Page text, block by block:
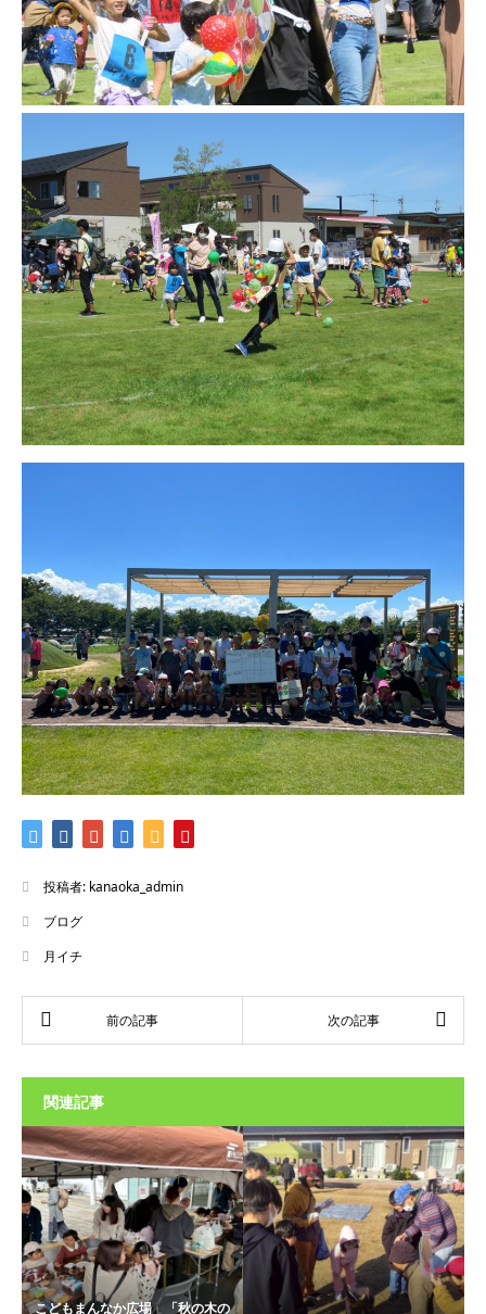
投稿者: kanaoka_admin
ブログ
月イチ
関連記事
こどもまんなか広場 「秋の木の